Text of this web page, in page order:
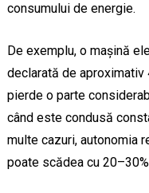
consumului de energie.
De exemplu, o mașină
declarată de
pierde o parte
când este condusă
multe cazuri, autonomia
poate scădea cu